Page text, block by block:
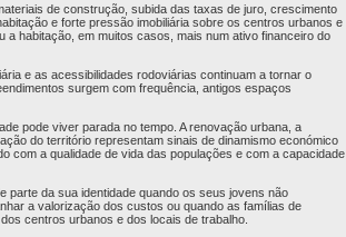
de construção, subida das taxas de juro, crescimento
e forte pressão imobiliária sobre os centros urbanos e
habitação, em muitos casos, mais num ativo financeiro do
e as acessibilidades rodoviárias continuam a tornar o
surgem com frequência, antigos espaços
pode viver parada no tempo. A renovação urbana, a
do território representam sinais de dinamismo económico
com a qualidade de vida das populações e com a capacidade
parte da sua identidade quando os seus jovens não
a valorização dos custos ou quando as famílias de
centros urbanos e dos locais de trabalho.